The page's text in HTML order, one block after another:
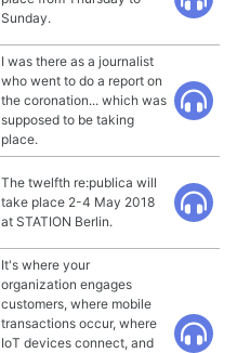
Sunday.
I was there as a journalist
who went to do a report on
the coronation... which was
supposed to be taking
place.
The twelfth re:publica will
take place 2-4 May 2018
at STATION Berlin.
It's where your
organization engages
customers, where mobile
transactions occur, where
IoT devices connect, and